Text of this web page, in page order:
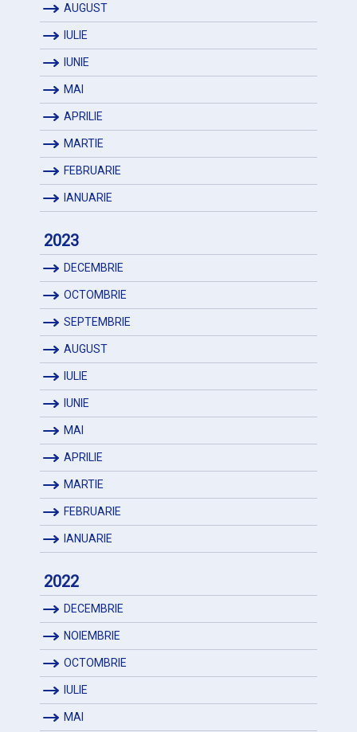
AUGUST
IULIE
IUNIE
MAI
APRILIE
MARTIE
FEBRUARIE
IANUARIE
2023
DECEMBRIE
OCTOMBRIE
SEPTEMBRIE
AUGUST
IULIE
IUNIE
MAI
APRILIE
MARTIE
FEBRUARIE
IANUARIE
2022
DECEMBRIE
NOIEMBRIE
OCTOMBRIE
IULIE
MAI